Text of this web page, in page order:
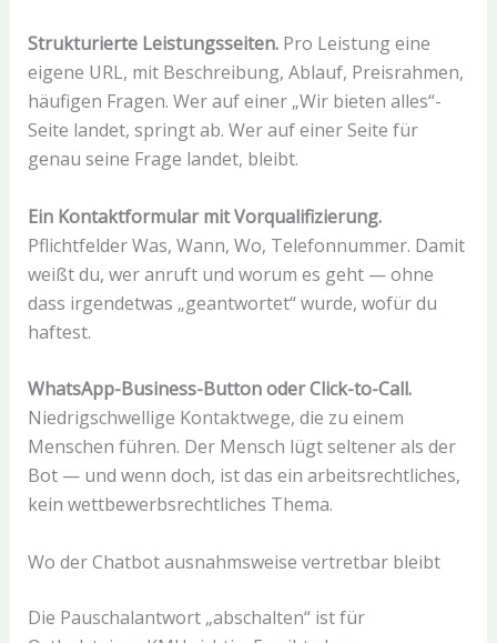
Strukturierte Leistungsseiten.Pro Leistung eine
eigene URL, mit Beschreibung, Ablauf, Preisrahmen,
häufigen Fragen. Wer auf einer „Wir bieten alles“-
Seite landet, springt ab. Wer auf einer Seite für
genau seine Frage landet, bleibt.
Ein Kontaktformular mit Vorqualifizierung.
Pflichtfelder Was, Wann, Wo, Telefonnummer. Damit
weißt du, wer anruft und worum es geht — ohne
dass irgendetwas „geantwortet“ wurde, wofür du
haftest.
WhatsApp-Business-Button oder Click-to-Call.
Niedrigschwellige Kontaktwege, die zu einem
Menschen führen. Der Mensch lügt seltener als der
Bot — und wenn doch, ist das ein arbeitsrechtliches,
kein wettbewerbsrechtliches Thema.
Wo der Chatbot ausnahmsweise vertretbar bleibt
Die Pauschalantwort „abschalten“ ist für